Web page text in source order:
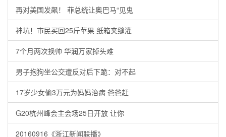
再对美国发飙！ 菲总统让奥巴马“见鬼
神坑！市民买回25斤苹果 纸箱夹缝灌
7个月两次换帅 华润万家掉头难
男子抱狗坐公交遭反对后下跪：对不起
17岁少女偷3万元为妈妈治病 爸爸赶
G20杭州峰会主会场25日开放 让你
20160916《浙江新闻联播》